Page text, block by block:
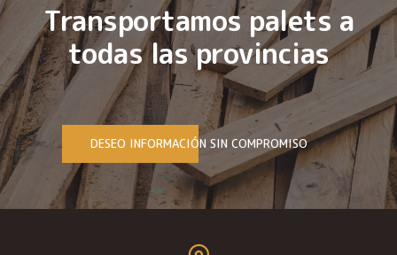
Transportamos palets a
todas las provincias
DESEO INFORMACIÓN SIN COMPROMISO